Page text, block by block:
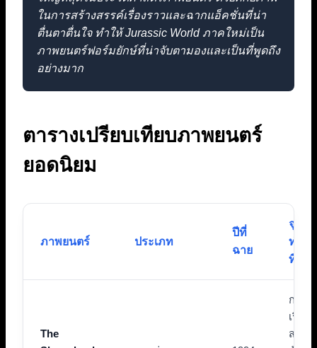
ในการสร้างสรรค์เรื่องราวและฉากแอ็คชั่นที่น่า
ตื่นตาตื่นใจ ทำให้ Jurassic World ภาคใหม่เป็น
ภาพยนตร์ฟอร์มยักษ์ที่น่าจับตามองและเป็นที่พูดถึง
อย่างมาก
ตารางเปรียบเทียบภาพยนตร์
ยอดนิยม
ภาพยนตร์ ประเภท
ปีที่
ฉาย
จุดเ
ทำใ
ที่พูด
The
การเ
เรื่องที่
สร้าง